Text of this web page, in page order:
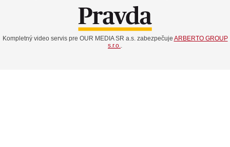
Kompletný video servis pre OUR MEDIA SR a.s. zabezpečuje ARBERTO GROUP
s.r.o.